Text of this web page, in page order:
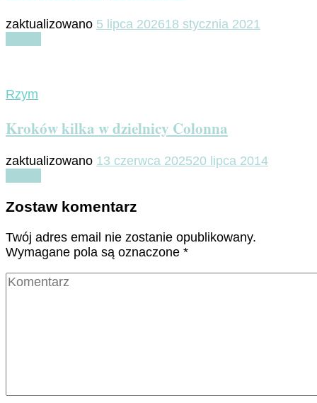
zaktualizowano 5 lipca 202618 stycznia 2021
Rzym
Kroków kilka w dzielnicy Colonna
zaktualizowano 13 czerwca 202520 lipca 2014
Zostaw komentarz
Twój adres email nie zostanie opublikowany.
Wymagane pola są oznaczone *